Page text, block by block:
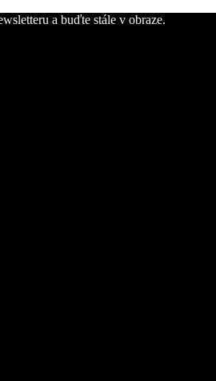
a buďte stále v obraze.